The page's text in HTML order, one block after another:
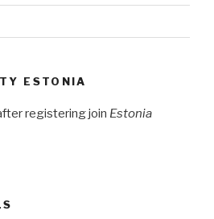
ESTONIA
registering join Estonia